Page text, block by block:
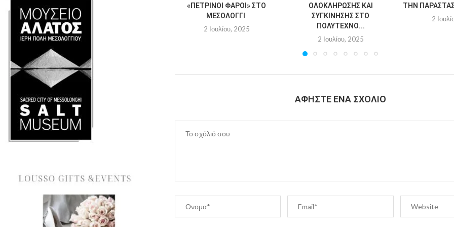
«ΠΈΤΡΙΝΟΙ ΦΆΡΟΙ» ΣΤΟ
ΜΕΣΟΛΌΓΓΙ
2 Ιουλίου, 2025
ΟΛΟΚΛΉΡΩΣΗΣ ΚΑΙ
ΣΥΓΚΊΝΗΣΗΣ ΣΤΟ
ΠΟΛΎΤΕΧΝΟ...
2 Ιουλίου, 2025
ΤΗΝ
2
ΑΦΉΣΤΕ ΈΝΑ ΣΧΌΛΙΟ